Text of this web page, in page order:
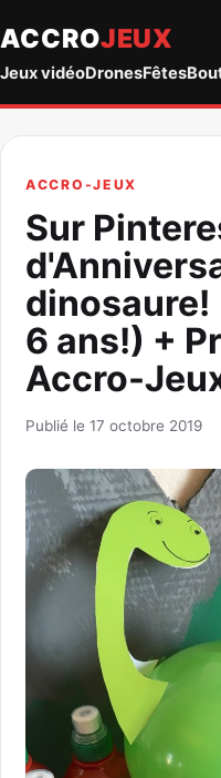
ACCROJEUX
Jeux vidéoDronesFêtes
ACCRO-JEUX
Sur
dinosaure!
6 ans!) +
Accro-
Publié le 17 octobre 2019